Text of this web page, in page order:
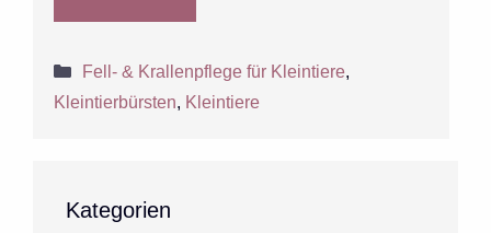
Kategorien
Fell- & Krallenpflege für Kleintiere,
Kleintierbürsten, Kleintiere
Kategorien